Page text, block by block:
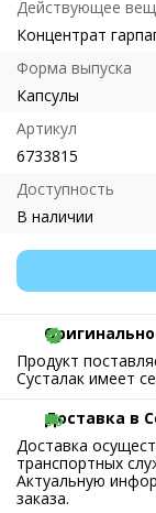
Действующее
Концентрат
Форма выпуска
Капсулы
Артикул
6733815
Доступность
В наличии
Продукт
Сусталак имеет
Доставка в
Доставка
транспортных
Актуальную
заказа.